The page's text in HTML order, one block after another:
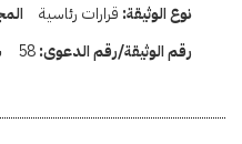
نوع الوثيقة: قرارات رئاسية
رقم الوثيقة/رقم الدعوى:58